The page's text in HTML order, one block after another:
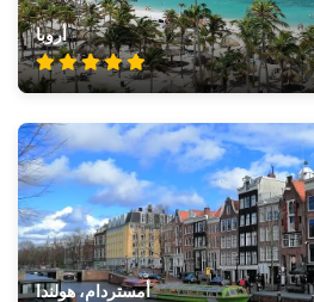
أروبا
أمستردام، هولندا